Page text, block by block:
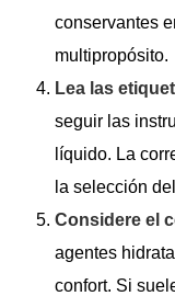
conservantes
multipropósito.
Lea las
seguir las
líquido. La
la selección
Considere el
agentes
confort. Si